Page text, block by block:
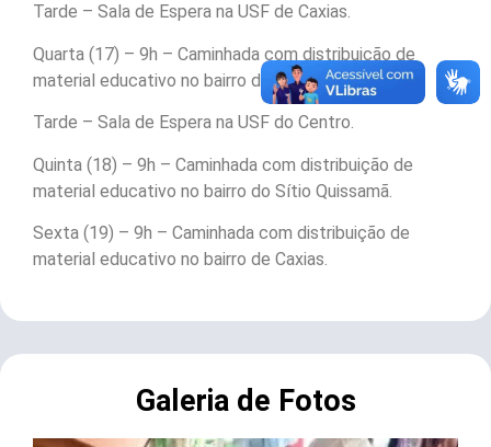
Tarde – Sala de Espera na USF de Caxias.
Quarta (17) – 9h – Caminhada com distribuição de
material educativo no bairro do Matias.
Tarde – Sala de Espera na USF do Centro.
Quinta (18) – 9h – Caminhada com distribuição de
material educativo no bairro do Sítio Quissamã.
Sexta (19) – 9h – Caminhada com distribuição de
material educativo no bairro de Caxias.
Galeria de Fotos